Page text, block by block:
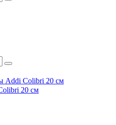
20 см